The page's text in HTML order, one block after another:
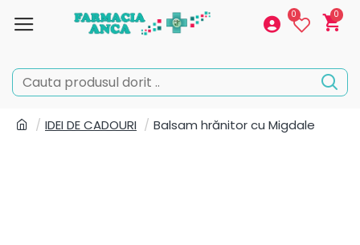
0 0
IDEI DE CADOURI Balsam hrănitor cu Migdale